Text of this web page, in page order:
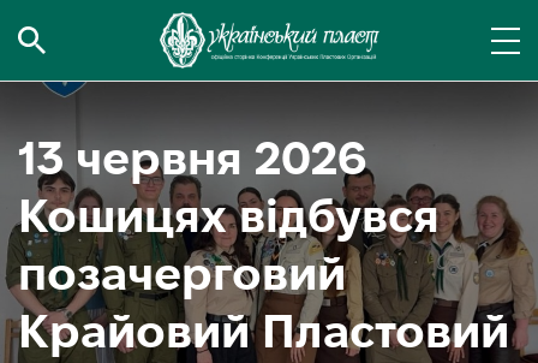
13 червня 2026
Кошицях відбувся
позачерговий
Крайовий Пластовий